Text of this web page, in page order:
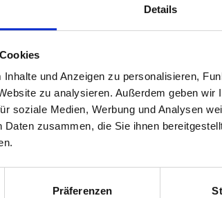
Details
und Anzeigen zu personalisieren,
zu analysieren. Außerdem geben
soziale Medien, Werbung und Analysen
Daten zusammen, die Sie ihnen
Präferenzen